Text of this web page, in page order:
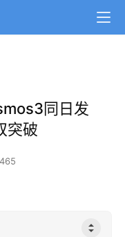
同日发
突破